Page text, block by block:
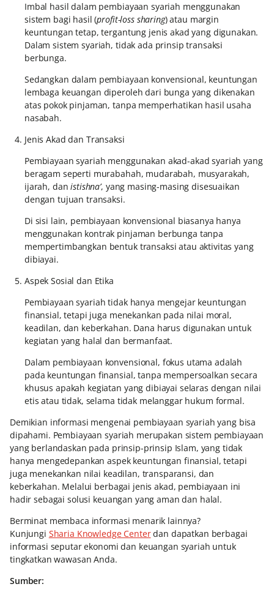
Imbal hasil dalam pembiayaan syariah menggunakan
sistem bagi hasil (profit-loss sharing) atau margin
keuntungan tetap, tergantung jenis akad yang digunakan.
Dalam sistem syariah, tidak ada prinsip transaksi
berbunga.
Sedangkan dalam pembiayaan konvensional, keuntungan
lembaga keuangan diperoleh dari bunga yang dikenakan
atas pokok pinjaman, tanpa memperhatikan hasil usaha
nasabah.
Jenis Akad dan Transaksi
Pembiayaan syariah menggunakan akad-akad syariah yang
beragam seperti murabahah, mudarabah, musyarakah,
ijarah, danistishna’, yang masing-masing disesuaikan
dengan tujuan transaksi.
Di sisi lain, pembiayaan konvensional biasanya hanya
menggunakan kontrak pinjaman berbunga tanpa
mempertimbangkan bentuk transaksi atau aktivitas yang
dibiayai.
Aspek Sosial dan Etika
Pembiayaan syariah tidak hanya mengejar keuntungan
finansial, tetapi juga menekankan pada nilai moral,
keadilan, dan keberkahan. Dana harus digunakan untuk
kegiatan yang halal dan bermanfaat.
Dalam pembiayaan konvensional, fokus utama adalah
pada keuntungan finansial, tanpa mempersoalkan secara
khusus apakah kegiatan yang dibiayai selaras dengan nilai
etis atau tidak, selama tidak melanggar hukum formal.
Demikian informasi mengenai pembiayaan syariah yang bisa
dipahami. Pembiayaan syariah merupakan sistem pembiayaan
yang berlandaskan pada prinsip-prinsip Islam, yang tidak
hanya mengedepankan aspek keuntungan finansial, tetapi
juga menekankan nilai keadilan, transparansi, dan
keberkahan. Melalui berbagai jenis akad, pembiayaan ini
hadir sebagai solusi keuangan yang aman dan halal.
Berminat membaca informasi menarik lainnya?
Kunjungi Sharia Knowledge Centerdan dapatkan berbagai
informasi seputar ekonomi dan keuangan syariah untuk
tingkatkan wawasan Anda.
Sumber: